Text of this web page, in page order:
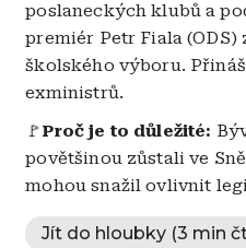
poslaneckých klubů a
premiér Petr Fiala
školského výboru.
exministrů.
🚩Proč je to důležité:
povětšinou zůstali ve
mohou snažil ovlivnit
Jít do hloubky (3 min